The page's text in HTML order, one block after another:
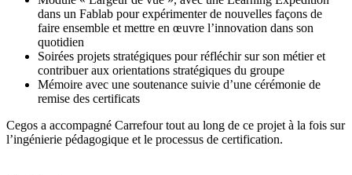
dans un Fablab pour expérimenter de nouvelles façons de
faire ensemble et mettre en œuvre l’innovation dans son
quotidien
Soirées projets stratégiques pour réfléchir sur son métier et
contribuer aux orientations stratégiques du groupe
Mémoire avec une soutenance suivie d’une cérémonie de
remise des certificats
Cegos a accompagné Carrefour tout au long de ce projet à la fois sur
l’ingénierie pédagogique et le processus de certification.